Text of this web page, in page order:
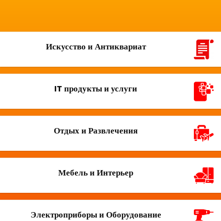
Искусство и Антиквариат
IT продукты и услуги
Отдых и Развлечения
Мебель и Интерьер
Электроприборы и Оборудование